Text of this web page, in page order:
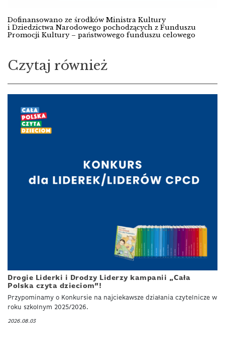
Dofinansowano ze środków Ministra Kultury
i Dziedzictwa Narodowego pochodzących z Funduszu
Promocji Kultury – państwowego funduszu celowego
Czytaj również
Drogie Liderki i Drodzy Liderzy kampanii „Cała
Polska czyta dzieciom”!
Przypominamy o Konkursie na najciekawsze działania czytelnicze w
roku szkolnym 2025/2026.
2026.08.03